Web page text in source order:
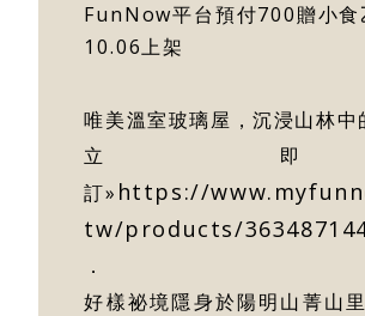
好
聯
FunNow平台預付700贈小
10.06上架
唯美溫室玻璃屋，沉浸山林中
立
訂» https://
tw/products/
．
好樣祕境隱身於陽明山菁山